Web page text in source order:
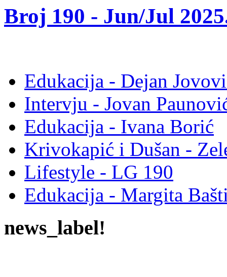
Broj 190 - Jun/Jul
Edukacija - Dejan
Intervju - Jovan
Edukacija - Ivana Borić
Krivokapić i Dušan -
Lifestyle - LG 190
Edukacija - Margita
news_label!